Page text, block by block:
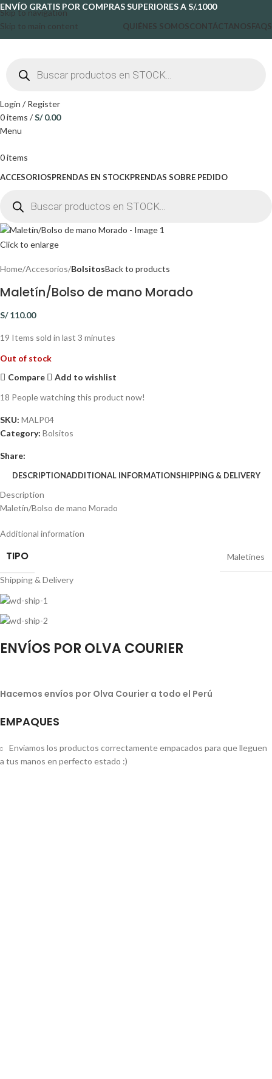
Skip to navigation
Skip to main content
ENVÍO GRATIS POR COMPRAS SUPERIORES A S/.1000
QUIÉNES SOMOSCONTÁCTANOSFAQS
Login / Register
0items /S/0.00
Menu
0items
ACCESORIOSPRENDAS EN STOCKPRENDAS SOBRE PEDIDO
Click to enlarge
Home Accesorios BolsitosBack to products
Maletín/Bolso de mano Morado
S/110.00
19 Items sold in last 3 minutes
Out of stock
Compare
Add to wishlist
18 People watching this product now!
SKU: MALP04
Category: Bolsitos
Share:
DESCRIPTIONADDITIONAL INFORMATIONSHIPPING & DELIVERY
Description
Maletín/Bolso de mano Morado
Additional information
TIPO Maletines
Shipping & Delivery
ENVÍOS POR OLVA COURIER
Hacemos envíos por Olva Courier a todo el Perú
EMPAQUES
Enviamos los productos correctamente empacados para que lleguen
a tus manos en perfecto estado :)